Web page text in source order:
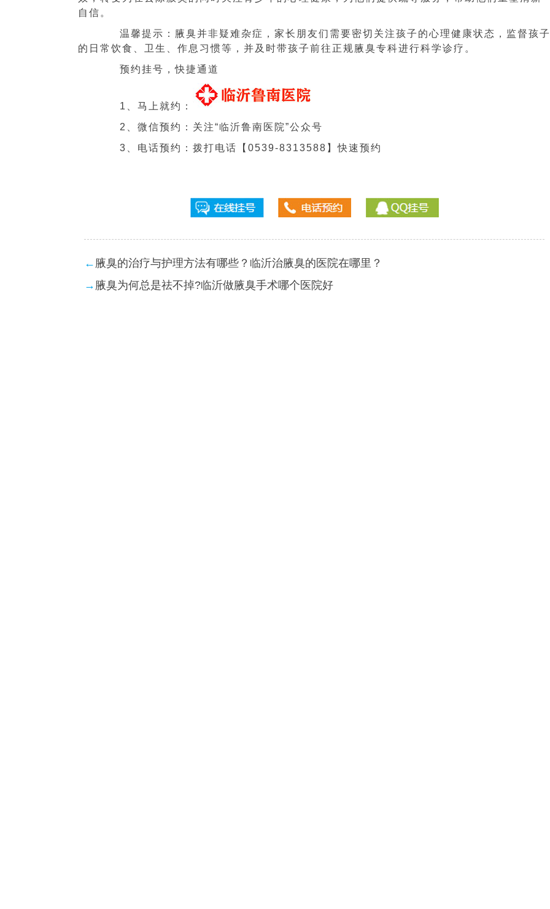
自信。
温馨提示：腋臭并非疑难杂症，家长朋友们需要密切关注孩子的心理健康状态，监督孩子
的日常饮食、卫生、作息习惯等，并及时带孩子前往正规腋臭专科进行科学诊疗。
预约挂号，快捷通道
1、马上就约：
2、微信预约：关注“临沂鲁南医院”公众号
3、电话预约：拨打电话【0539-8313588】快速预约
← 腋臭的治疗与护理方法有哪些？临沂治腋臭的医院在哪里？
→ 腋臭为何总是祛不掉?临沂做腋臭手术哪个医院好